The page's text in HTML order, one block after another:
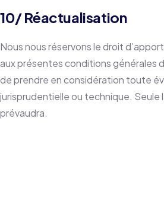
10/ Réactualisation
Nous nous réservons le droit
aux présentes conditions générales
de prendre en considération toute
jurisprudentielle ou technique. Seule
prévaudra.